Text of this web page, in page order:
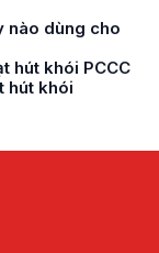
nào dùng cho
hút khói PCCC
hút khói